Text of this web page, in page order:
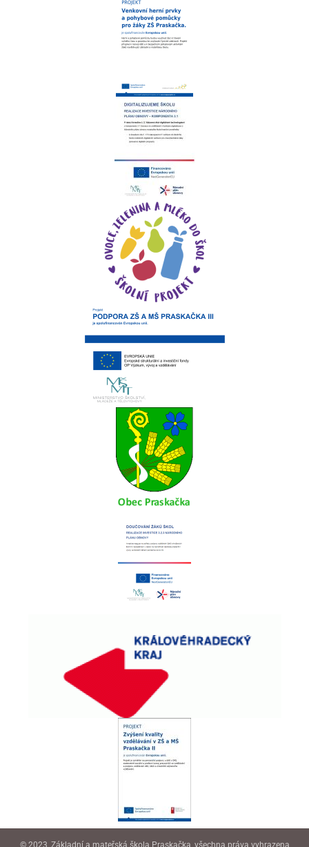
© 2023, Základní a mateřská škola Praskačka, všechna práva vyhrazena